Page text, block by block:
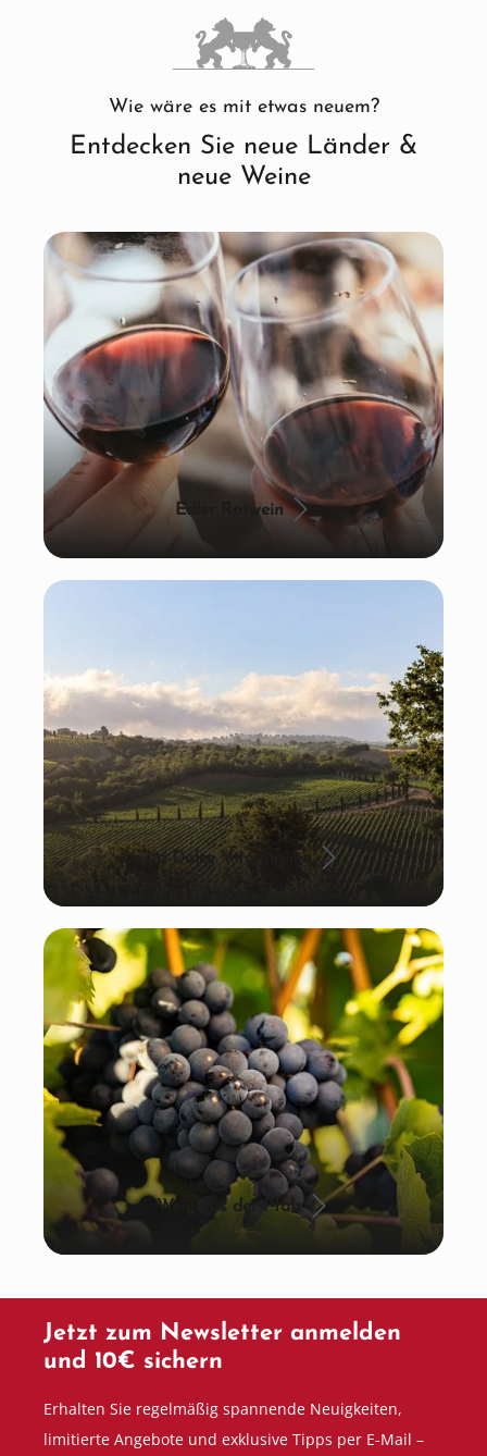
Wie wäre es mit etwas neuem?
Entdecken Sie neue Länder &
neue Weine
Edler Rotwein
La Dolce Vita: Italien
Wein aus der Pfalz
Jetzt zum Newsletter anmelden
und 10€ sichern
Erhalten Sie regelmäßig spannende Neuigkeiten,
limitierte Angebote und exklusive Tipps per E-Mail –